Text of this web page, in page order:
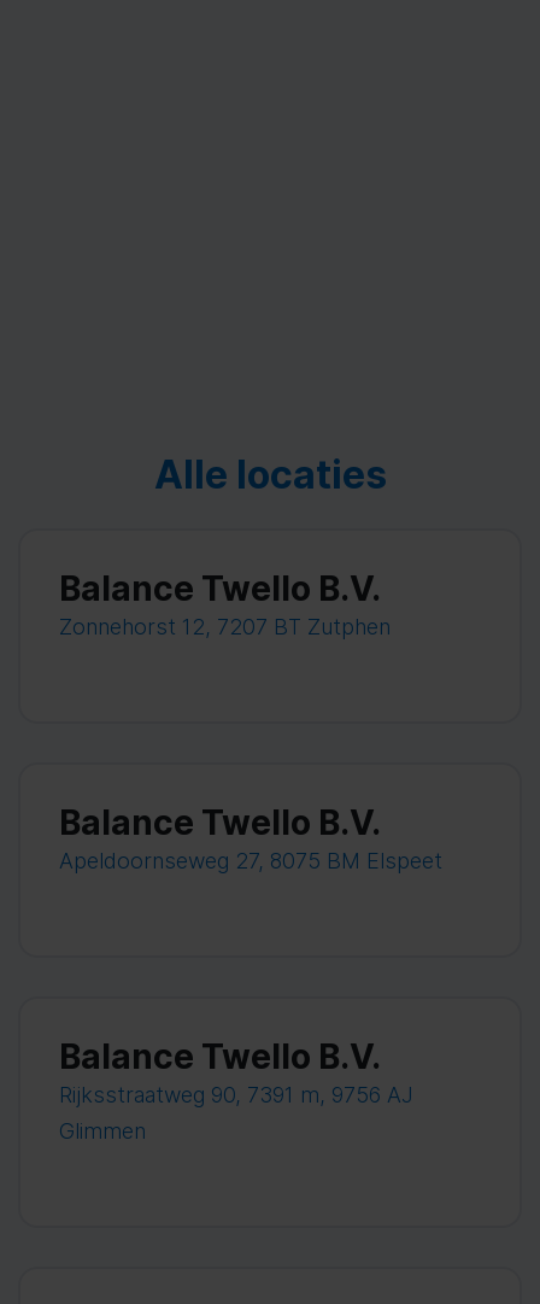
Alle locaties
Balance Twello B.V.
Zonnehorst 12, 7207 BT Zutphen
Balance Twello B.V.
Apeldoornseweg 27, 8075 BM Elspeet
Balance Twello B.V.
Rijksstraatweg 90, 7391 m, 9756 AJ
Glimmen